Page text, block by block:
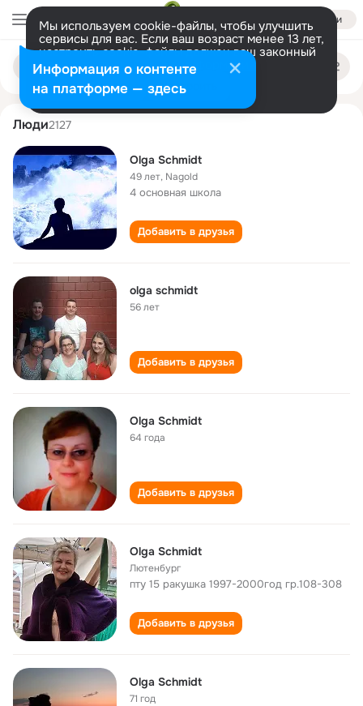
Войти
Мы используем cookie-файлы, чтобы улучшить
сервисы для вас. Если ваш возраст менее 13 лет,
настроить cookie-файлы должен ваш законный
представитель. Больше информации
Разрешить все Настроить
Поиск
людям
olga schmidt
Люди2127
Olga Schmidt
49 лет, Nagold
4 основная школа
Добавить в друзья
olga schmidt
56 лет
Добавить в друзья
Olga Schmidt
64 года
Добавить в друзья
Olga Schmidt
Лютенбург
пту 15 ракушка 1997-2000год гр.108-308
Добавить в друзья
Olga Schmidt
71 год
Информация о контенте
на платформе — здесь